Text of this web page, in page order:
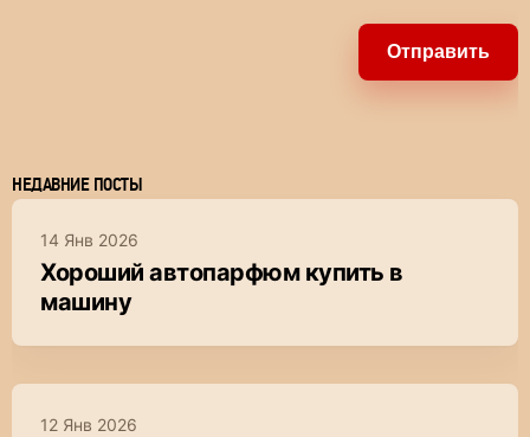
Отправить
НЕДАВНИЕ ПОСТЫ
14 Янв 2026
Хороший автопарфюм купить в
машину
12 Янв 2026